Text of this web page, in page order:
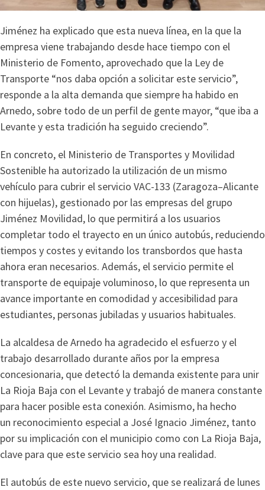
Jiménez ha explicado que esta nueva línea, en la que la
empresa viene trabajando desde hace tiempo con el
Ministerio de Fomento, aprovechado que la Ley de
Transporte “nos daba opción a solicitar este servicio”,
responde a la alta demanda que siempre ha habido en
Arnedo, sobre todo de un perfil de gente mayor, “que iba a
Levante y esta tradición ha seguido creciendo”.
En concreto, el Ministerio de Transportes y Movilidad
Sostenible ha autorizado la utilización de un mismo
vehículo para cubrir el servicio VAC-133 (Zaragoza–Alicante
con hijuelas), gestionado por las empresas del grupo
Jiménez Movilidad, lo que permitirá a los usuarios
completar todo el trayecto en un único autobús, reduciendo
tiempos y costes y evitando los transbordos que hasta
ahora eran necesarios. Además, el servicio permite el
transporte de equipaje voluminoso, lo que representa un
avance importante en comodidad y accesibilidad para
estudiantes, personas jubiladas y usuarios habituales.
La alcaldesa de Arnedo ha agradecido el esfuerzo y el
trabajo desarrollado durante años por la empresa
concesionaria, que detectó la demanda existente para unir
La Rioja Baja con el Levante y trabajó de manera constante
para hacer posible esta conexión. Asimismo, ha hecho
un reconocimiento especial a José Ignacio Jiménez, tanto
por su implicación con el municipio como con La Rioja Baja,
clave para que este servicio sea hoy una realidad.
El autobús de este nuevo servicio, que se realizará de lunes